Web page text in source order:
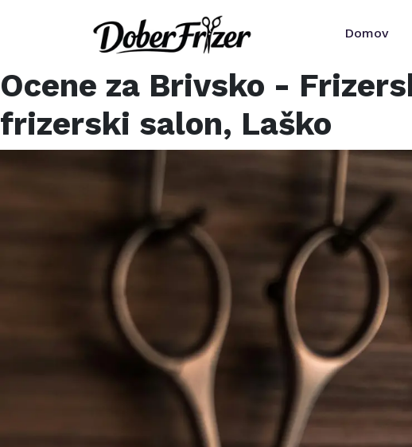
Domov
Ocene za Brivsko -
frizerski salon, Laško